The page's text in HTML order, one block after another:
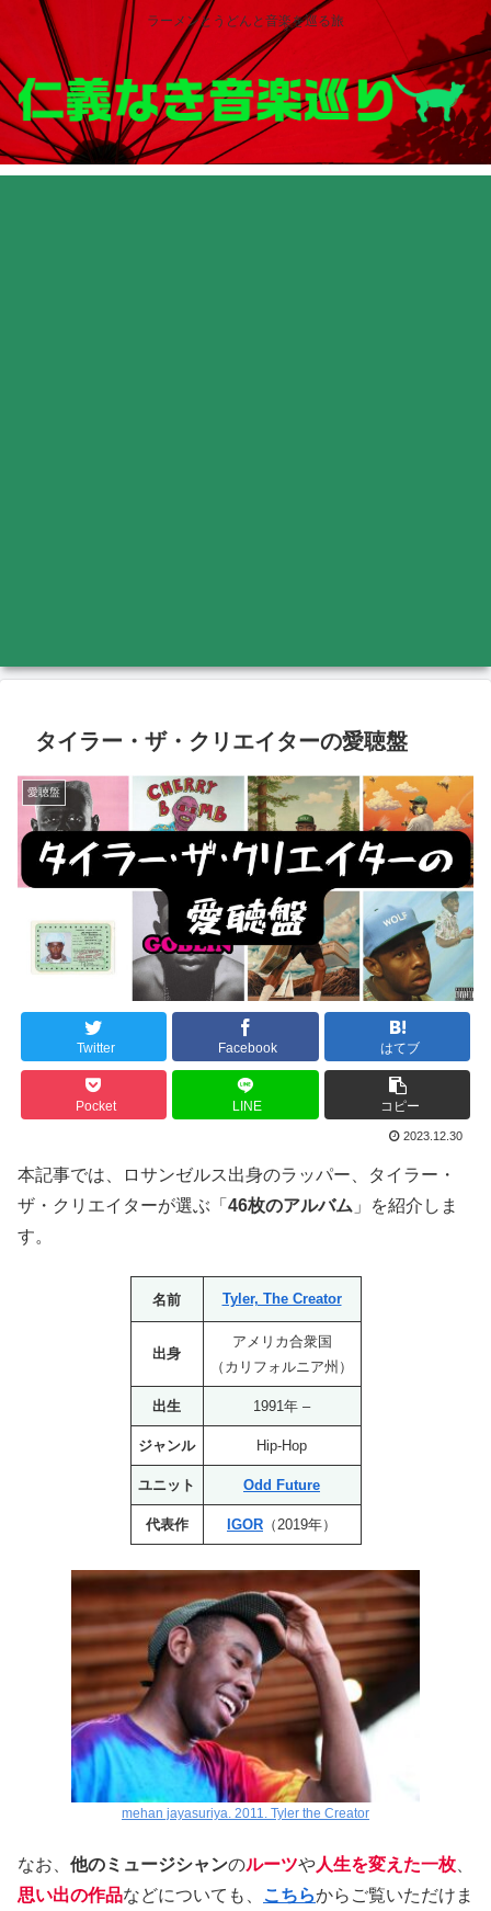
ラーメンとうどんと音楽を巡る旅
タイラー・ザ・クリエイターの愛聴盤
愛聴盤
Twitter Facebook はてブ
Pocket LINE コピー
2023.12.30
本記事では、ロサンゼルス出身のラッパー、タイラー・
ザ・クリエイターが選ぶ「 46枚のアルバム 」を紹介しま
す。
名前 Tyler, The Creator
出身
アメリカ合衆国
（カリフォルニア州）
出生 1991年 –
ジャンル Hip-Hop
ユニット Odd Future
代表作 IGOR （2019年）
mehan jayasuriya. 2011. Tyler the Creator
なお、 他のミュージシャンのルーツや人生を変えた一枚
思い出の作品などについても、 こちらからご覧いただけま